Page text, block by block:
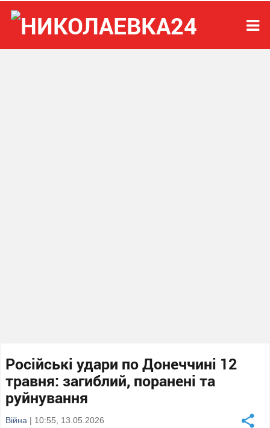
Російські удари по Донеччині 12
травня: загиблий, поранені та
руйнування
Війна | 10:55, 13.05.2026